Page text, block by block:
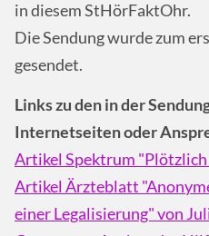
in diesem StHörFaktOhr.
Die Sendung wurde zum
gesendet.
Links zu den in der
Internetseiten oder
Artikel Spektrum
Artikel Ärzteblatt
einer Legalisierung" von